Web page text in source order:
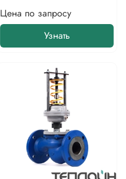
Цена по запросу
Узнать